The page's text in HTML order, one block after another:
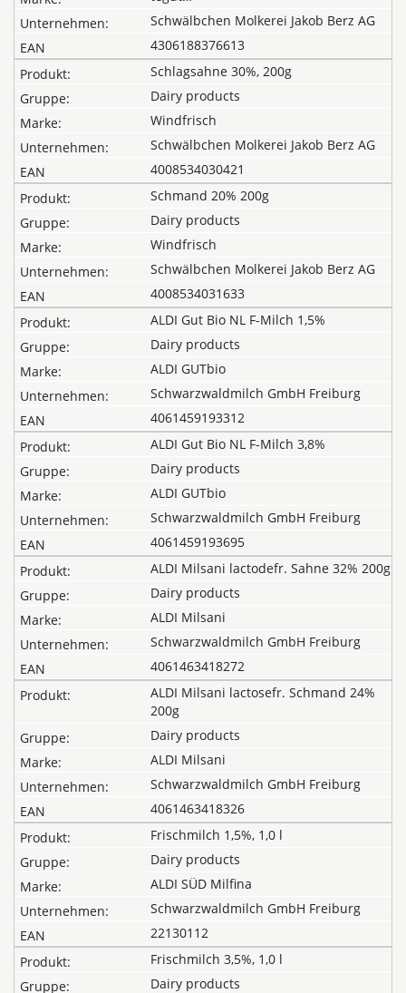
Schwälbchen Molkerei Jakob Berz AG
4306188376613
Schlagsahne 30%, 200g
Dairy products
Windfrisch
Schwälbchen Molkerei Jakob Berz AG
4008534030421
Schmand 20% 200g
Dairy products
Windfrisch
Schwälbchen Molkerei Jakob Berz AG
4008534031633
ALDI Gut Bio NL F-Milch 1,5%
Dairy products
ALDI GUTbio
Schwarzwaldmilch GmbH Freiburg
4061459193312
ALDI Gut Bio NL F-Milch 3,8%
Dairy products
ALDI GUTbio
Schwarzwaldmilch GmbH Freiburg
4061459193695
ALDI Milsani lactodefr. Sahne 32% 200g
Dairy products
ALDI Milsani
Schwarzwaldmilch GmbH Freiburg
4061463418272
ALDI Milsani lactosefr. Schmand 24%
200g
Dairy products
ALDI Milsani
Schwarzwaldmilch GmbH Freiburg
4061463418326
Frischmilch 1,5%, 1,0 l
Dairy products
ALDI SÜD Milfina
Schwarzwaldmilch GmbH Freiburg
22130112
Frischmilch 3,5%, 1,0 l
Dairy products